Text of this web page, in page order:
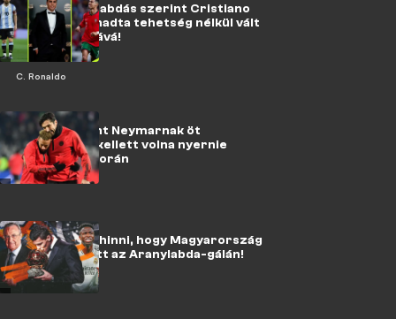
C. Ronaldo
A friss aranylabdás szerint Cristiano
Ronaldo istenadta tehetség nélkül vált
Messi kihívójává!
Buffon szerint Neymarnak öt
Aranylabdát kellett volna nyernie
pályafutása során
Nem fogod elhinni, hogy Magyarország
kire szavazott az Aranylabda-gálán!